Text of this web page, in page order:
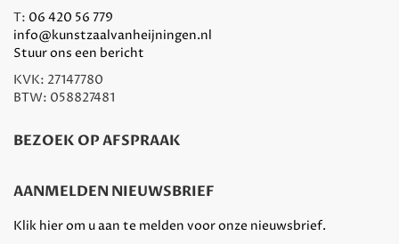
T: 06 420 56 779
info@kunstzaalvanheijningen.nl
Stuur ons een bericht
KVK: 27147780
BTW: 058827481
BEZOEK OP AFSPRAAK
AANMELDEN NIEUWSBRIEF
Klik hier om u aan te melden voor onze nieuwsbrief.